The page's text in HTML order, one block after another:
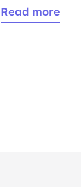
vitae eros
scelerisque,
Read more